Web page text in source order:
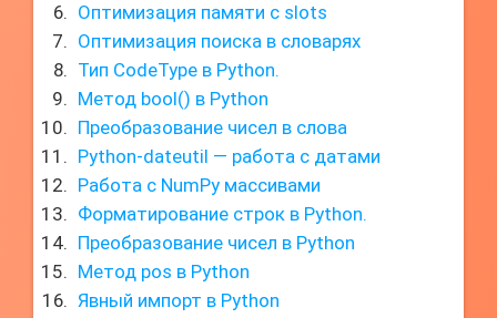
Оптимизация памяти с slots
Оптимизация поиска в словарях
Тип CodeType в Python.
Метод bool() в Python
Преобразование чисел в слова
Python-dateutil — работа с датами
Работа с NumPy массивами
Форматирование строк в Python.
Преобразование чисел в Python
Метод pos в Python
Явный импорт в Python